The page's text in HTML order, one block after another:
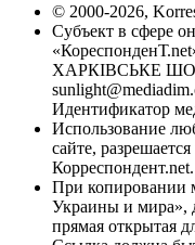
© 2000-2026,
Субъект в сфере
ХАРКІВСЬКЕ
Идентификатор
Использование
сайте,
Корреспондент.net.
При копировании
Украины и мира»,
прямая открытая